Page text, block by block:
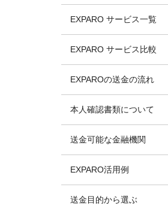
EXPARO サービス一覧
EXPARO サービス比較
EXPAROの送金の流れ
本人確認書類について
送金可能な金融機関
EXPARO活用例
送金目的から選ぶ